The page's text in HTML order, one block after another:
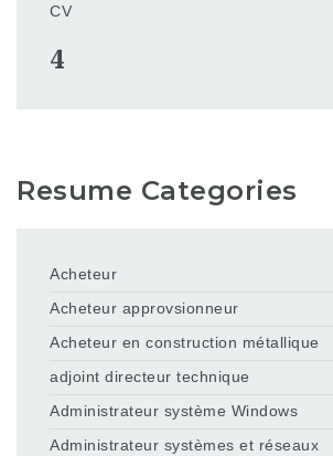
CV
4
Resume Categories
Acheteur
Acheteur approvsionneur
Acheteur en construction métallique
adjoint directeur technique
Administrateur système Windows
Administrateur systèmes et réseaux